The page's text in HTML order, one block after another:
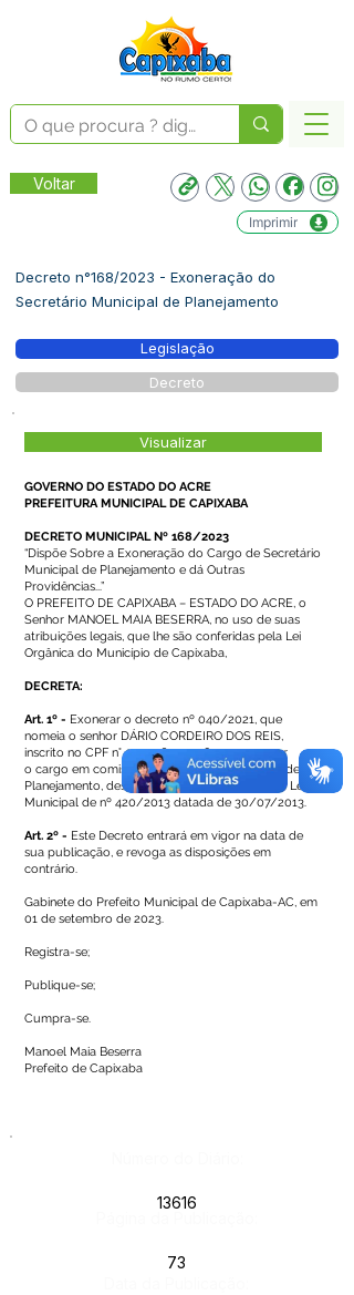
Voltar
Imprimir
Decreto n°168/2023 - Exoneração do
Secretário Municipal de Planejamento
Legislação
Decreto
Visualizar
GOVERNO DO ESTADO DO ACRE
PREFEITURA MUNICIPAL DE CAPIXABA
DECRETO MUNICIPAL Nº 168/2023
“Dispõe Sobre a Exoneração do Cargo de Secretário
Municipal de Planejamento e dá Outras
Providências...”
O PREFEITO DE CAPIXABA – ESTADO DO ACRE, o
Senhor MANOEL MAIA BESERRA, no uso de suas
atribuições legais, que lhe são conferidas pela Lei
Orgânica do Município de Capixaba,
DECRETA:
Art. 1º - Exonerar o decreto nº 040/2021, que
nomeia o senhor DÁRIO CORDEIRO DOS REIS,
inscrito no CPF n°017.306.202-48, para exercer
o cargo em comissão de Secretário Municipal de
Planejamento, desta Municipalidade, conforme Lei
Municipal de nº 420/2013 datada de 30/07/2013.
Art. 2º - Este Decreto entrará em vigor na data de
sua publicação, e revoga as disposições em
contrário.
Gabinete do Prefeito Municipal de Capixaba-AC, em
01 de setembro de 2023.
Registra-se;
Publique-se;
Cumpra-se.
Manoel Maia Beserra
Prefeito de Capixaba
13616
73